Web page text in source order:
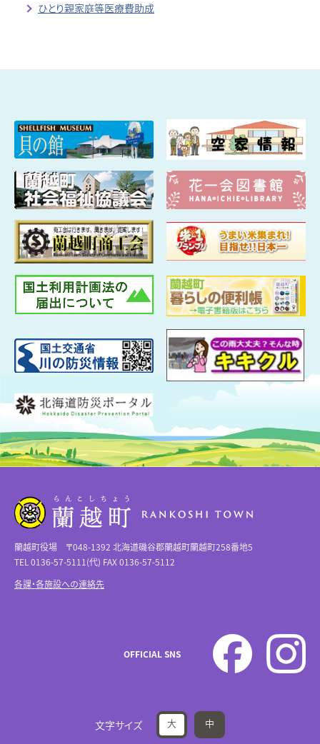
ひとり親家庭等医療費助成
蘭越町役場 〒048-1392 北海道磯谷郡蘭越町蘭越町258番地5
TEL 0136-57-5111(代) FAX 0136-57-5112
各課・各施設への連絡先
OFFICIAL SNS
文字サイズ 大 中